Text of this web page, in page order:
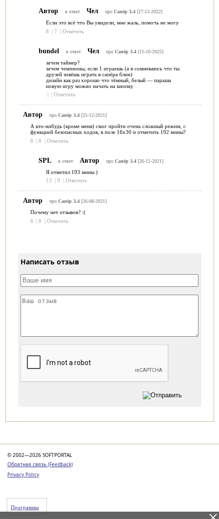
Автор в ответ Чел про Сапёр 3.4[27-12-2022]
Если это всё что Вы увидели, мне жаль, помочь не могу
8
| 7 | Ответить
bundel в ответ Чел про Сапёр 3.4[15-10-2025]
зачем таймер?
зачем чемпионы, если 1 играешь (а я сомневаюсь что ты
друзей зовёшь играть в сапёра блин)
дизайн как раз хорошо что тёмный, белый — параша
новую игру можно начать на кнопку
| | Ответить
Автор про Сапёр 3.4[25-12-2021]
А кто-нибудь (кроме меня) смог пройти очень сложный режим, с
функцией безопасных ходов, в поле 16х30 и отметить 192 мины?
8
| 8 | Ответить
SPL в ответ Автор про Сапёр 3.4[26-12-2021]
Я отметил 193 мины )
13
| 9 | Ответить
Автор про Сапёр 3.4[26-08-2021]
Почему нет отзывов? :(
6
| 8 | Ответить
Написать отзыв
© 2002—2026 SOFTPORTAL
Обратная связь (Feedback)
Privacy Policy
Программы